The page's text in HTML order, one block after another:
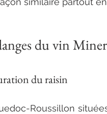
du vin
du raisin
Roussillon